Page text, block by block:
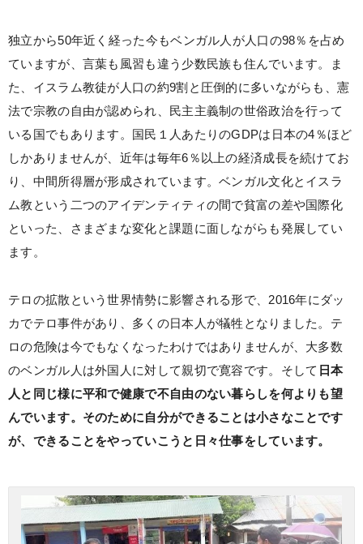
独立から50年近く経った今もベンガル人が人口の98％を占め
ていますが、言葉も風習も違う少数民族も住んでいます。ま
た、イスラム教徒が人口の約9割と圧倒的に多いながらも、憲
法で宗教の自由が認められ、民主主義制の世俗政治を行って
いる国でもあります。国民１人あたりのGDPは日本の4％ほど
しかありませんが、近年は毎年6％以上の経済成長を続けてお
り、中間所得層が形成されています。ベンガル文化とイスラ
ム教という二つのアイデンティティの間で貧富の差や国際化
といった、さまざまな変化と課題に面しながらも発展してい
ます。
テロの拡散という世界情勢に影響される形で、2016年にダッ
カでテロ事件があり、多くの日本人が犠牲となりました。テ
ロの危険は今でもなくなったわけではありませんが、大多数
のベンガル人は外国人に対して親切で寛容です。そして 日本
人と同じ様に平和で健康で不自由のない暮らしを何よりも望
んでいます。そのために自分ができることは小さなことです
が、できることをやっていこうと日々仕事をしています。